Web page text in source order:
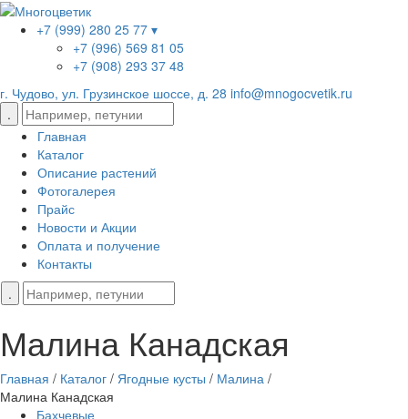
+7 (999) 280 25 77 ▾
+7 (996) 569 81 05
+7 (908) 293 37 48
г. Чудово, ул. Грузинское шоссе, д. 28 info@mnogocvetik.ru
Главная
Каталог
Описание растений
Фотогалерея
Прайс
Новости и Акции
Оплата и получение
Контакты
Малина Канадская
Главная / Каталог / Ягодные кусты / Малина /
Малина Канадская
Бахчевые